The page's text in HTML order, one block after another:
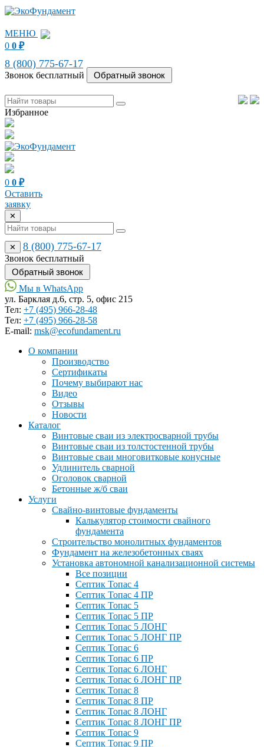
МЕНЮ
0 0 ₽
8 (800) 775-67-17
Звонок бесплатный
Избранное
0 0 ₽
Оставить
заявку
✕
✕ 8 (800) 775-67-17
Звонок бесплатный
Мы в WhatsApp
ул. Барклая д.6, стр. 5, офис 215
Тел: +7 (495) 966-28-48
Тел: +7 (495) 966-28-58
Е-mail: msk@ecofundament.ru
О компании
Производство
Сертификаты
Почему выбирают нас
Видео
Отзывы
Новости
Каталог
Винтовые сваи из электросварной трубы
Винтовые сваи из толстостенной трубы
Винтовые сваи многовитковые конусные
Удлинитель сварной
Оголовок сварной
Бетонные ж/б сваи
Услуги
Свайно-винтовые фундаменты
Калькулятор стоимости свайного
фундамента
Строительство монолитных фундаментов
Фундамент на железобетонных сваях
Установка автономной канализационной системы
Все позиции
Септик Топас 4
Септик Топас 4 ПР
Септик Топас 5
Септик Топас 5 ПР
Септик Топас 5 ЛОНГ
Септик Топас 5 ЛОНГ ПР
Септик Топас 6
Септик Топас 6 ПР
Септик Топас 6 ЛОНГ
Септик Топас 6 ЛОНГ ПР
Септик Топас 8
Септик Топас 8 ПР
Септик Топас 8 ЛОНГ
Септик Топас 8 ЛОНГ ПР
Септик Топас 9
Септик Топас 9 ПР